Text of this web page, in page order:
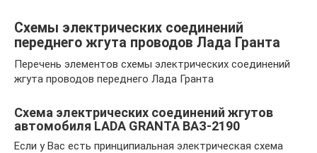
Схемы электрических соединений
переднего жгута проводов Лада Гранта
Перечень элементов схемы электрических соединений
жгута проводов переднего Лада Гранта
Схема электрических соединений жгутов
автомобиля LADA GRANTA ВАЗ-2190
Если у Вас есть принципиальная электрическая схема